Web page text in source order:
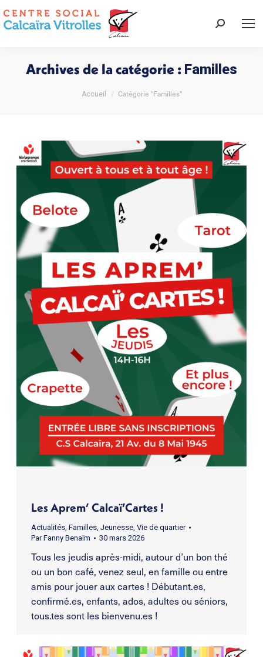
Recherche
Archives de la catégorie : Familles
Accueil Catégorie "Familles"
Les Aprem’ Calcaï’Cartes !
Actualités, Familles, Jeunesse, Vie de quartier
ParFanny Benaïm 30 mars 2026
Tous les jeudis après-midi, autour d’un bon thé
ou un bon café, venez seul, en famille ou entre
amis pour jouer aux cartes ! Débutant.es,
confirmé.es, enfants, ados, adultes ou séniors,
tous.tes sont les bienvenu.es !